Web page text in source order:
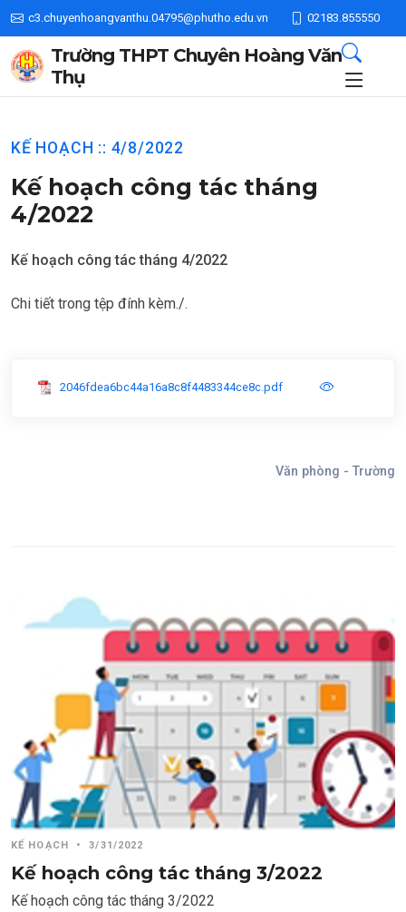
c3.chuyenhoangvanthu.04795@phutho.edu.vn 02183.855550
Trường THPT Chuyên Hoàng Văn
Thụ
KẾ HOẠCH :: 4/8/2022
Kế hoạch công tác tháng
4/2022
Kế hoạch công tác tháng 4/2022
Chi tiết trong tệp đính kèm./.
2046fdea6bc44a16a8c8f4483344ce8c.pdf
Văn phòng - Trường
KẾ HOẠCH • 3/31/2022
Kế hoạch công tác tháng 3/2022
Kế hoạch công tác tháng 3/2022